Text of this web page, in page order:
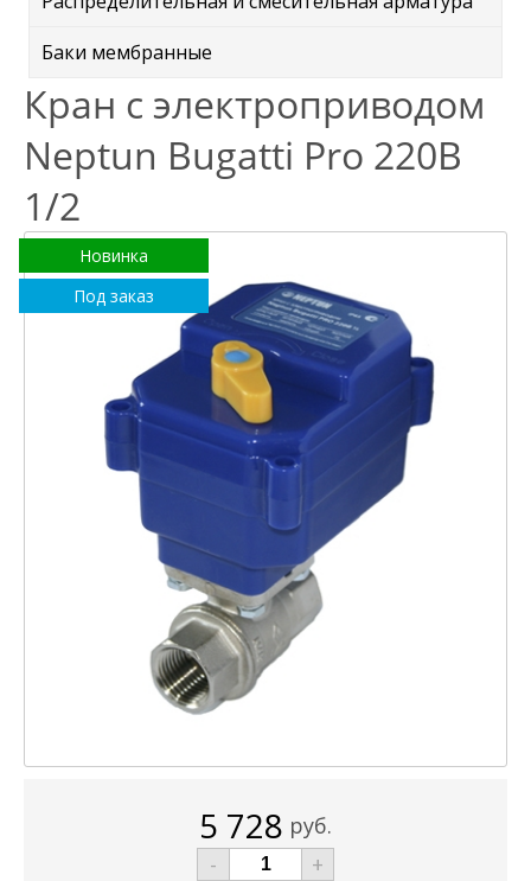
Баки мембранные
Кран с электроприводом
Neptun Bugatti Pro 220В
1/2
Новинка
Под заказ
5 728 руб.
-
+